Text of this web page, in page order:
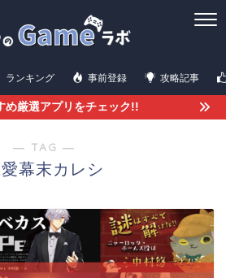
ランキング 事前登録 攻略記事
め厳選アプリをチェック!!
― TAG ―
幕末カレシ